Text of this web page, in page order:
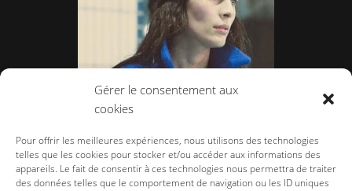
Gérer le consentement aux
cookies
Pour offrir les meilleures expériences, nous utilisons des technologies
telles que les cookies pour stocker et/ou accéder aux informations des
appareils. Le fait de consentir à ces technologies nous permettra de traiter
des données telles que le comportement de navigation ou les ID uniques
Jacquemus, Sniff le chlore